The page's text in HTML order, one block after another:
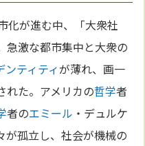
化が進む中、「大衆社
急激な都市集中と大衆の
ンティティが薄れ、画一
れた。アメリカの哲学者
者のエミール ・デュルケ
が孤立し、社会が機械の